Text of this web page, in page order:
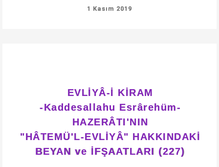
1 Kasım 2019
EVLİYÂ-İ KİRAM
-Kaddesallahu Esrârehüm-
HAZERÂTI'NIN
"HÂTEMÜ'L-EVLİYÂ" HAKKINDAKİ
BEYAN ve İFŞAATLARI (227)